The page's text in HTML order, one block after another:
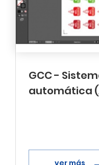
GCC -
automática
ver más